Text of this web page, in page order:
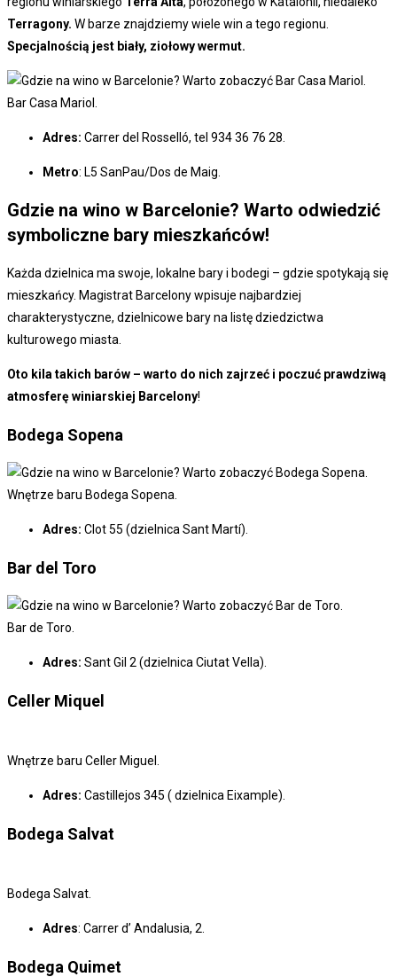
Terragony. W barze znajdziemy wiele win a tego regionu.
Specjalnością jest biały, ziołowy wermut.
Bar Casa Mariol.
Adres: Carrer del Rosselló, tel 934 36 76 28.
Metro: L5 SanPau/Dos de Maig.
Gdzie na wino w Barcelonie? Warto odwiedzić
symboliczne bary mieszkańców!
Każda dzielnica ma swoje, lokalne bary i bodegi – gdzie spotykają się
mieszkańcy. Magistrat Barcelony wpisuje najbardziej
charakterystyczne, dzielnicowe bary na listę dziedzictwa
kulturowego miasta.
Oto kila takich barów – warto do nich zajrzeć i poczuć prawdziwą
atmosferę winiarskiej Barcelony!
Bodega Sopena
Wnętrze baru Bodega Sopena.
Adres: Clot 55 (dzielnica Sant Martí).
Bar del Toro
Bar de Toro.
Adres: Sant Gil 2 (dzielnica Ciutat Vella).
Celler Miquel
Wnętrze baru Celler Miguel.
Adres: Castillejos 345 ( dzielnica Eixample).
Bodega Salvat
Bodega Salvat.
Adres: Carrer d’ Andalusia, 2.
Bodega Quimet